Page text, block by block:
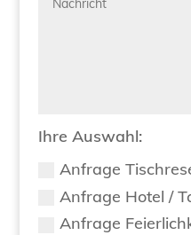
Ihre Auswahl:
Anfrage
Anfrage Hotel /
Anfrage